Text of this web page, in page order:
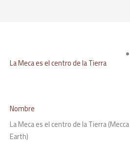
La Meca es el centro de la Tierra
Nombre
La Meca es el centro de la Tierra
Earth)